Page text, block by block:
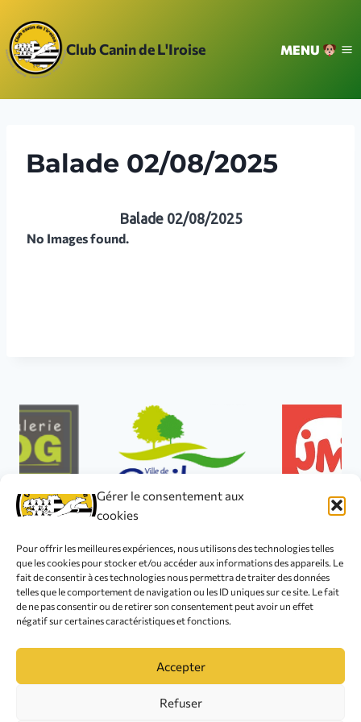
Gérer le consentement aux
cookies
Pour offrir les meilleures expériences, nous utilisons des technologies telles
que les cookies pour stocker et/ou accéder aux informations des appareils. Le
fait de consentir à ces technologies nous permettra de traiter des données
telles que le comportement de navigation ou les ID uniques sur ce site. Le fait
de ne pas consentir ou de retirer son consentement peut avoir un effet
négatif sur certaines caractéristiques et fonctions.
Accepter
Refuser
au
contenu
Club Canin de L'Iroise MENU
Balade 02/08/2025
Balade 02/08/2025
No Images found.
© 2026 Club Canin de L'Iroise
Politique de cookies (UE)